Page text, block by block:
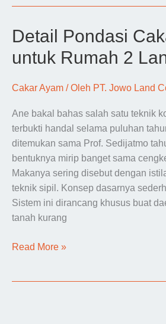
Rumah
Lantai
Detail Pondasi
untuk Rumah 2
Cakar Ayam / Oleh PT. Jowo Land
Ane bakal bahas salah satu teknik
terbukti handal selama puluhan
ditemukan sama Prof. Sedijatmo
bentuknya mirip banget sama
Makanya sering disebut dengan
teknik sipil. Konsep dasarnya
Sistem ini dirancang khusus buat
tanah kurang
Detail
Read More »